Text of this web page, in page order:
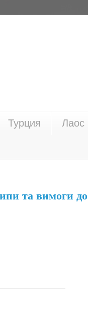
Турция Лаос
та вимоги до